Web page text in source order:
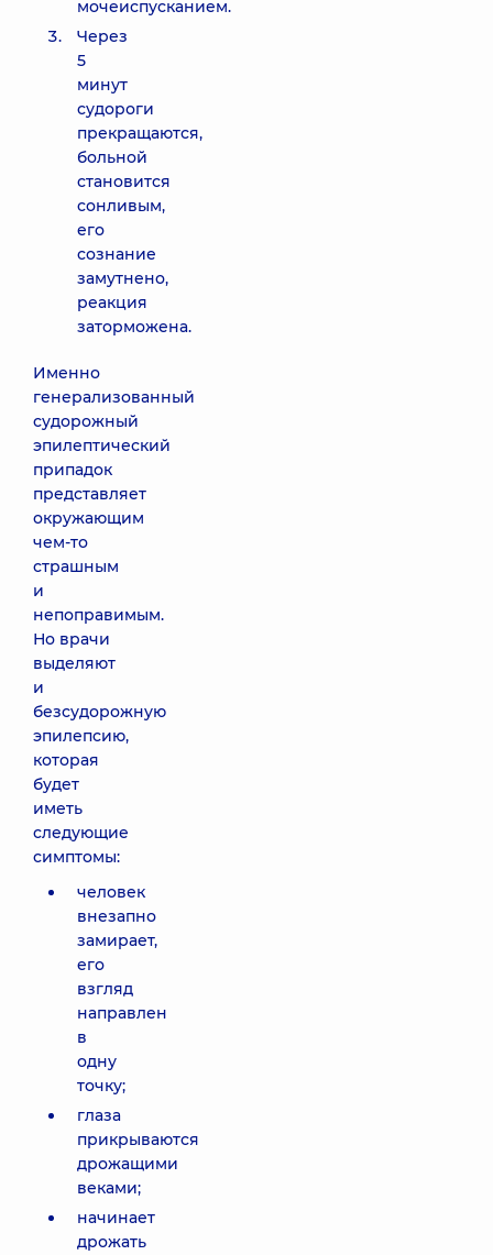
мочеиспусканием.
Через
5
минут
судороги
прекращаются,
больной
становится
сонливым,
его
сознание
замутнено,
реакция
заторможена.
Именно
генерализованный
судорожный
эпилептический
припадок
представляет
окружающим
чем-то
страшным
и
непоправимым.
Но врачи
выделяют
и
безсудорожную
эпилепсию,
которая
будет
иметь
следующие
симптомы:
человек
внезапно
замирает,
его
взгляд
направлен
в
одну
точку;
глаза
прикрываются
дрожащими
веками;
начинает
дрожать